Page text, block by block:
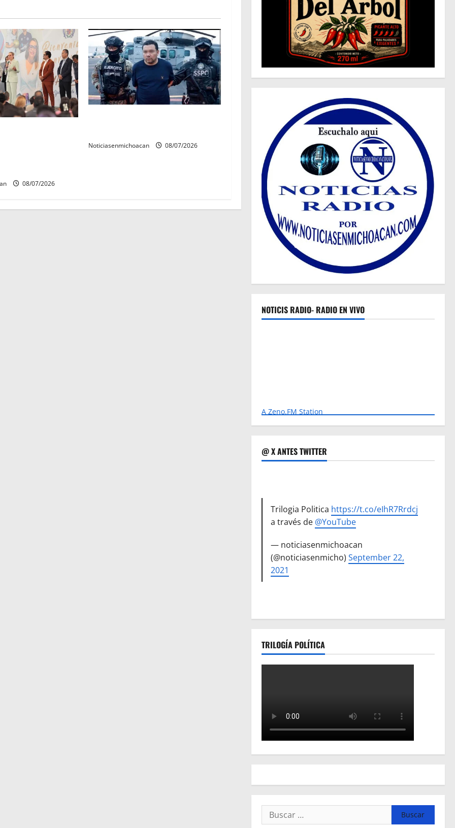
08/07/2026
Noticiasenmichoacan 08/07/2026
NOTICIS RADIO- RADIO EN VIVO
A Zeno.FM Station
@ X ANTES TWITTER
Trilogia Politica https://t.co/eIhR7Rrdcj
a través de @YouTube
— noticiasenmichoacan
(@noticiasenmicho)September 22,
2021
TRILOGÍA POLÍTICA
Buscar: